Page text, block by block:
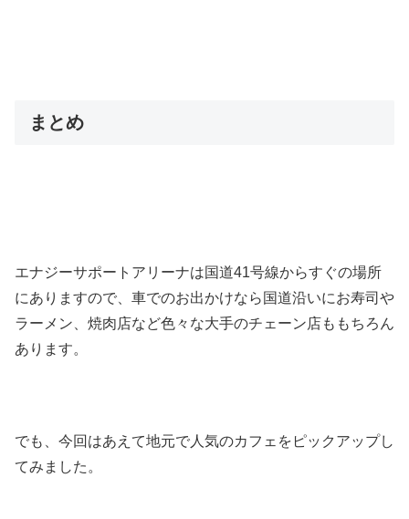
まとめ
エナジーサポートアリーナは国道41号線からすぐの場所
にありますので、車でのお出かけなら国道沿いにお寿司や
ラーメン、焼肉店など色々な大手のチェーン店ももちろん
あります。
でも、今回はあえて地元で人気のカフェをピックアップし
てみました。